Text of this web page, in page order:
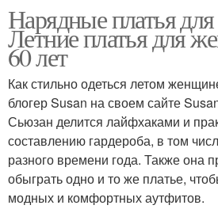
Нарядные платья
Летние платья для
60 лет
Как стильно одеться летом
блогер Susan на своем сайте
Сьюзан делится лайфхаками и
составлению гардероба, в том
разного времени года. Также она
обыграть одно и то же платье,
модных и комфортных аутфитов.